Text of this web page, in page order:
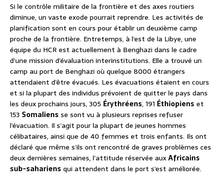
Si le contrôle militaire de la frontière et des axes routiers
diminue, un vaste exode pourrait reprendre. Les activités de
planification sont en cours pour établir un deuxième camp
proche de la frontière. Entretemps, à l’est de la Libye, une
équipe du HCR est actuellement à Benghazi dans le cadre
d’une mission d’évaluation interinstitutions. Elle a trouvé un
camp au port de Benghazi où quelque 8000 étrangers
attendaient d’être évacués. Les évacuations étaient en cours
et si la plupart des individus prévoient de quitter le pays dans
les deux prochains jours, 305 Érythréens, 191 Éthiopiens et
153 Somaliens se sont vu à plusieurs reprises refuser
l’évacuation. Il s’agit pour la plupart de jeunes hommes
célibataires, ainsi que de 40 femmes et trois enfants. Ils ont
déclaré que même s’ils ont rencontré de graves problèmes ces
deux dernières semaines, l’attitude réservée auxAfricains
sub-sahariens qui attendent dans le port s’est améliorée.